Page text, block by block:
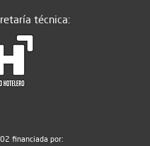
técnica:
financiada por: